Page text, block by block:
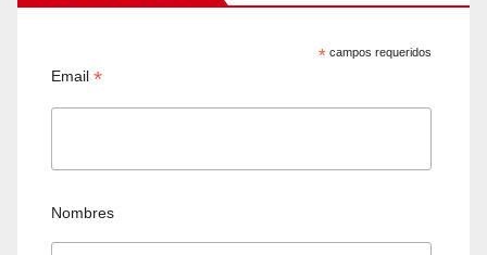
* campos requeridos
Email*
Nombres